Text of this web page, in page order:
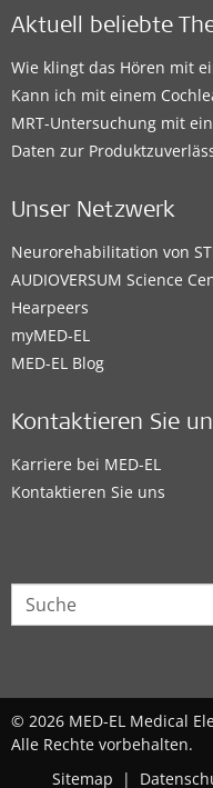
Aktuell beliebte
Wie klingt das Hören mit
Kann ich mit einem
MRT-Untersuchung mit
Daten zur
Unser Netzwerk
Neurorehabilitation von
AUDIOVERSUM Science
Hearpeers
myMED‑EL
MED-EL Blog
Kontaktieren Sie
Karriere bei MED-EL
Kontaktieren Sie uns
© 2026 MED-EL Medical
Alle Rechte vorbehalten.
Sitemap
|